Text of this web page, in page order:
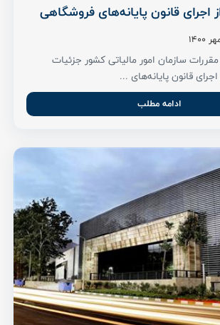
اجرای قانون پایانه‌های فروشگاهی
سازمان امور مالیاتی کشور جزئیات
قانون پایانه‌های ...
ادامه مطلب